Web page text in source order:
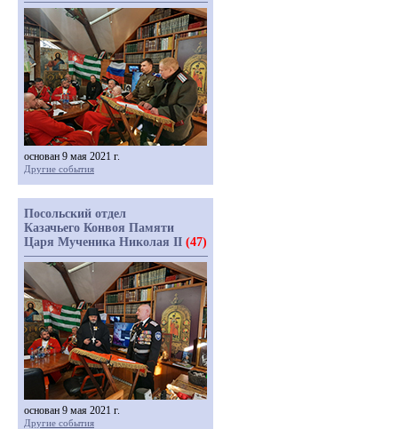
основан 9 мая 2021 г.
Другие события
Посольский отдел
Казачьего Конвоя Памяти
Царя Мученика Николая II (47)
основан 9 мая 2021 г.
Другие события